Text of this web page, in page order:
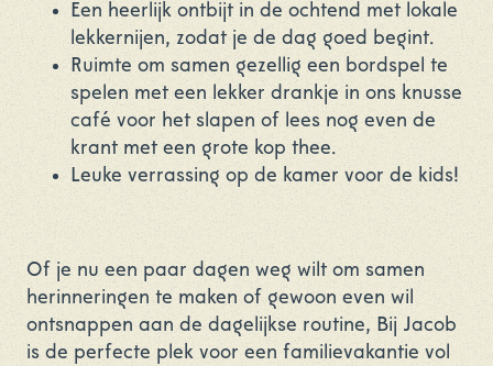
Een heerlijk ontbijt in de ochtend met lokale
lekkernijen, zodat je de dag goed begint.
Ruimte om samen gezellig een bordspel te
spelen met een lekker drankje in ons knusse
café voor het slapen of lees nog even de
krant met een grote kop thee.
Leuke verrassing op de kamer voor de kids!
Of je nu een paar dagen weg wilt om samen
herinneringen te maken of gewoon even wil
ontsnappen aan de dagelijkse routine, Bij Jacob
is de perfecte plek voor een familievakantie vol